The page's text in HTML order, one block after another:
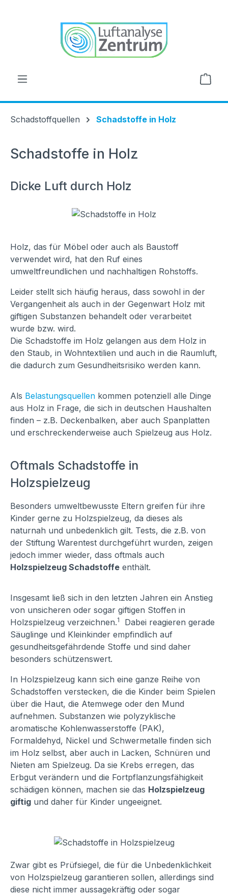
Schadstoffquellen Schadstoffe in Holz
Schadstoffe in Holz
Dicke Luft durch Holz
Holz, das für Möbel oder auch als Baustoff
verwendet wird, hat den Ruf eines
umweltfreundlichen und nachhaltigen Rohstoffs.
Leider stellt sich häufig heraus, dass sowohl in der
Vergangenheit als auch in der Gegenwart Holz mit
giftigen Substanzen behandelt oder verarbeitet
wurde bzw. wird.
Die Schadstoffe im Holz gelangen aus dem Holz in
den Staub, in Wohntextilien und auch in die Raumluft,
die dadurch zum Gesundheitsrisiko werden kann.
Als Belastungsquellen kommen potenziell alle Dinge
aus Holz in Frage, die sich in deutschen Haushalten
finden – z.B. Deckenbalken, aber auch Spanplatten
und erschreckenderweise auch Spielzeug aus Holz.
Oftmals Schadstoffe in
Holzspielzeug
Besonders umweltbewusste Eltern greifen für ihre
Kinder gerne zu Holzspielzeug, da dieses als
naturnah und unbedenklich gilt. Tests, die z.B. von
der Stiftung Warentest durchgeführt wurden, zeigen
jedoch immer wieder, dass oftmals auch
Holzspielzeug Schadstoffe enthält.
Insgesamt ließ sich in den letzten Jahren ein Anstieg
von unsicheren oder sogar giftigen Stoffen in
Holzspielzeug verzeichnen.1
Dabei reagieren gerade
Säuglinge und Kleinkinder empfindlich auf
gesundheitsgefährdende Stoffe und sind daher
besonders schützenswert.
In Holzspielzeug kann sich eine ganze Reihe von
Schadstoffen verstecken, die die Kinder beim Spielen
über die Haut, die Atemwege oder den Mund
aufnehmen. Substanzen wie polyzyklische
aromatische Kohlenwasserstoffe (PAK),
Formaldehyd, Nickel und Schwermetalle finden sich
im Holz selbst, aber auch in Lacken, Schnüren und
Nieten am Spielzeug. Da sie Krebs erregen, das
Erbgut verändern und die Fortpflanzungsfähigkeit
schädigen können, machen sie das Holzspielzeug
giftig und daher für Kinder ungeeignet.
Zwar gibt es Prüfsiegel, die für die Unbedenklichkeit
von Holzspielzeug garantieren sollen, allerdings sind
diese nicht immer aussagekräftig oder sogar